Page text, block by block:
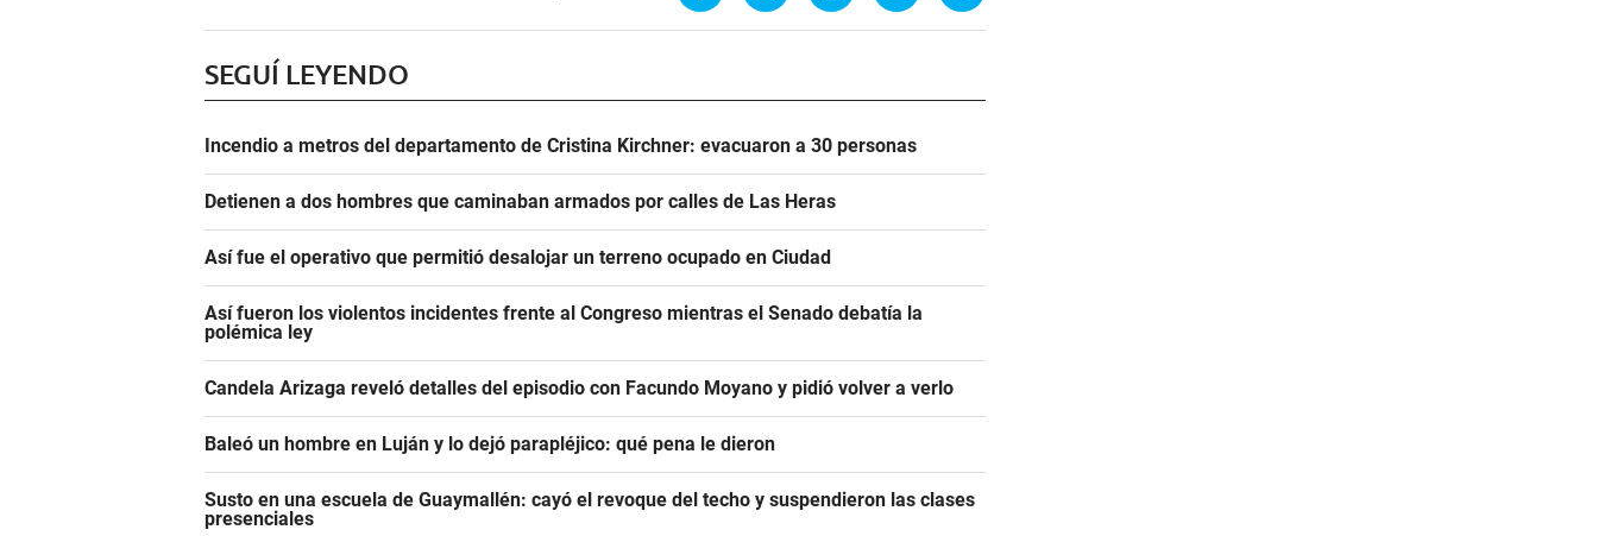
SEGUÍ LEYENDO
Incendio a metros del departamento de Cristina Kirchner: evacuaron a 30 personas
Detienen a dos hombres que caminaban armados por calles de Las Heras
Así fue el operativo que permitió desalojar un terreno ocupado en Ciudad
Así fueron los violentos incidentes frente al Congreso mientras el Senado debatía la
polémica ley
Candela Arizaga reveló detalles del episodio con Facundo Moyano y pidió volver a verlo
Baleó un hombre en Luján y lo dejó parapléjico: qué pena le dieron
Susto en una escuela de Guaymallén: cayó el revoque del techo y suspendieron las clases
presenciales